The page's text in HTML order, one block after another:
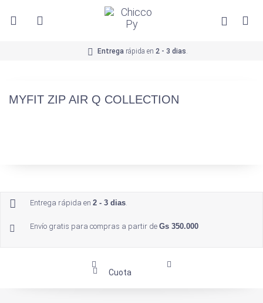
Entregarápida en 2 - 3 dias.
MYFIT ZIP AIR Q COLLECTION
Entrega rápida en 2 - 3 dias.
Envío gratis para compras a partir de Gs 350.000
Cuota